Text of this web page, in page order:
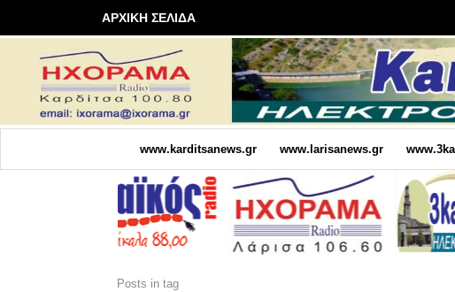
ΑΡΧΙΚΗ ΣΕΛΙΔΑ
www.karditsanews.gr www.larisanews.gr
Posts in tag